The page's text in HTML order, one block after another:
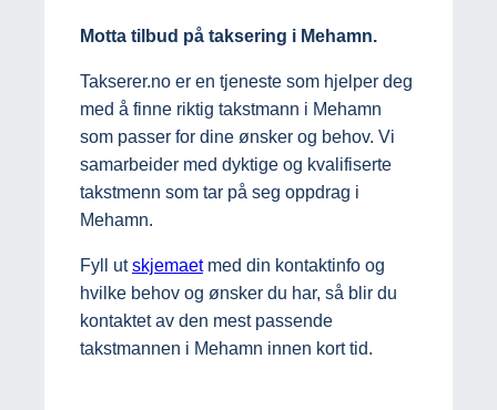
Motta tilbud på taksering i Mehamn.
Takserer.no er en tjeneste som hjelper deg
med å finne riktig takstmann i Mehamn
som passer for dine ønsker og behov. Vi
samarbeider med dyktige og kvalifiserte
takstmenn som tar på seg oppdrag i
Mehamn.
Fyll utskjemaetmed din kontaktinfo og
hvilke behov og ønsker du har, så blir du
kontaktet av den mest passende
takstmannen i Mehamn innen kort tid.